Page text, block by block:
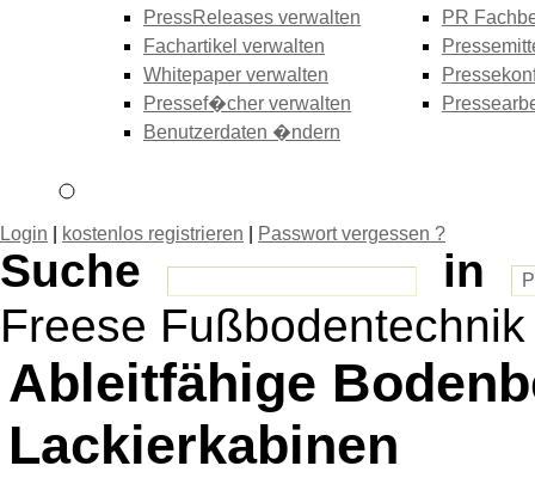
PressReleases verwalten
Fachartikel verwalten
Whitepaper verwalten
Pressef�cher verwalten
Benutzerdaten �ndern
PR
Login kostenlos registrieren Passwort vergessen ?
Suche
in
Freese
Ableitfähige
Lackierkabinen